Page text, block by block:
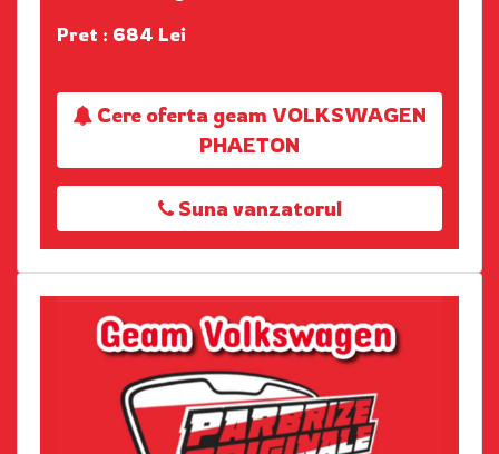
Pret : 684 Lei
Cere oferta geam VOLKSWAGEN
PHAETON
Suna vanzatorul